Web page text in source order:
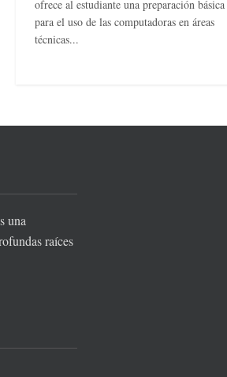
ofrece al estudiante una preparación básica
para el uso de las computadoras en áreas
técnicas...
una
raíces